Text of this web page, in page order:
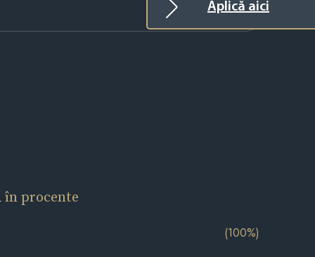
Aplică aici
în procente
(100%)